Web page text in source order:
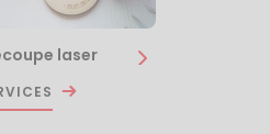
laser